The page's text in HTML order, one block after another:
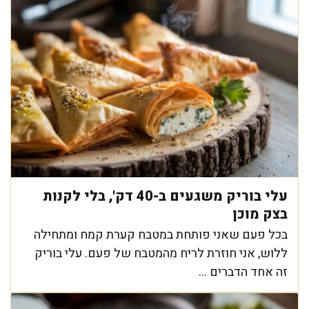
עלי בוריק משגעים ב-40 דק', בלי לקנות
בצק מוכן
בכל פעם שאני פותחת במטבח קערת קמח ומתחילה
ללוש, אני חוזרת לריח מהמטבח של פעם. עלי בוריק
זה אחד הדברים ...